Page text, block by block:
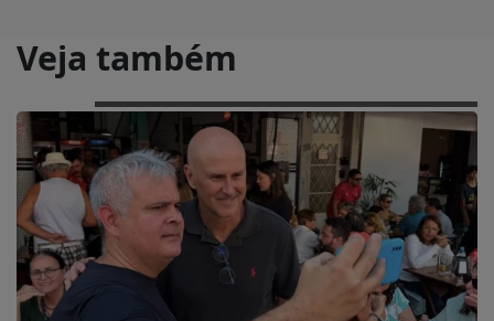
Veja também